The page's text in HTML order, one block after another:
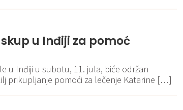
u Inđiji za pomoć
u Inđiji u subotu, 11. jula, biće održan
prikupljanje pomoći za lečenje Katarine […]